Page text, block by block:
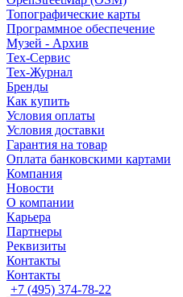
Топографические карты
Программное обеспечение
Музей - Архив
Tex-Сервис
Тех-Журнал
Бренды
Как купить
Условия оплаты
Условия доставки
Гарантия на товар
Оплата банковскими картами
Компания
Новости
О компании
Карьера
Партнеры
Реквизиты
Контакты
Контакты
+7 (495) 374-78-22